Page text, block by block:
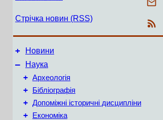
Стрічка новин (RSS)
+ Новини
–
Наука
+ Археологія
+ Бібліографія
+ Допоміжні історичні дисципліни
+ Економіка